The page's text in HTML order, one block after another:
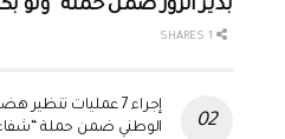
بدير الزور ضمن حملة “ولو
إجراء 7 عمليات
الوطني ضمن حملة “شفاء